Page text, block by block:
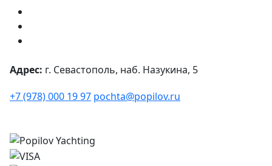
Адрес: г. Севастополь, наб. Назукина, 5
+7 (978) 000 19 97 pochta@popilov.ru